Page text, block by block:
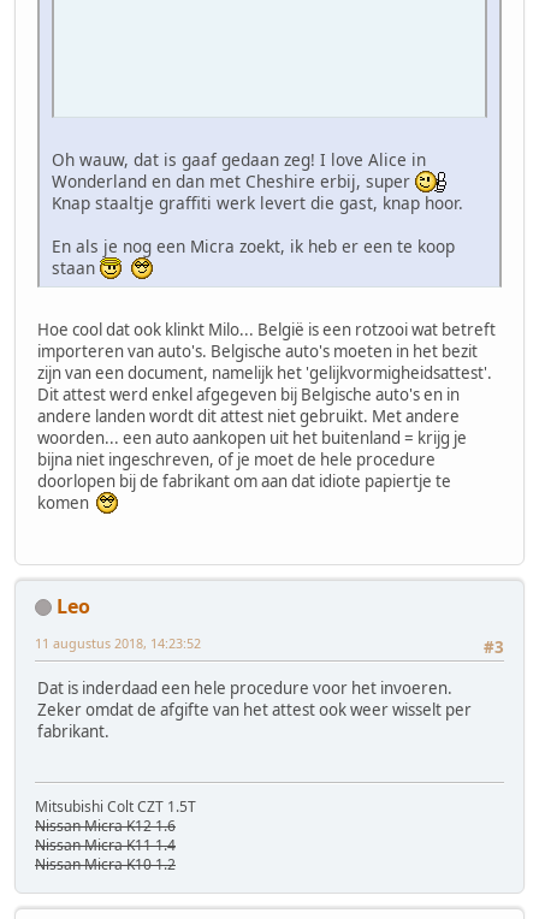
Oh wauw, dat is gaaf gedaan zeg! I love Alice in
Wonderland en dan met Cheshire erbij, super
Knap staaltje graffiti werk levert die gast, knap hoor.
En als je nog een Micra zoekt, ik heb er een te koop
staan
Hoe cool dat ook klinkt Milo... België is een rotzooi wat betreft
importeren van auto's. Belgische auto's moeten in het bezit
zijn van een document, namelijk het 'gelijkvormigheidsattest'.
Dit attest werd enkel afgegeven bij Belgische auto's en in
andere landen wordt dit attest niet gebruikt. Met andere
woorden... een auto aankopen uit het buitenland = krijg je
bijna niet ingeschreven, of je moet de hele procedure
doorlopen bij de fabrikant om aan dat idiote papiertje te
komen
Leo
#3
11 augustus 2018, 14:23:52
Dat is inderdaad een hele procedure voor het invoeren.
Zeker omdat de afgifte van het attest ook weer wisselt per
fabrikant.
Mitsubishi Colt CZT 1.5T
Nissan Micra K12 1.6
Nissan Micra K11 1.4
Nissan Micra K10 1.2